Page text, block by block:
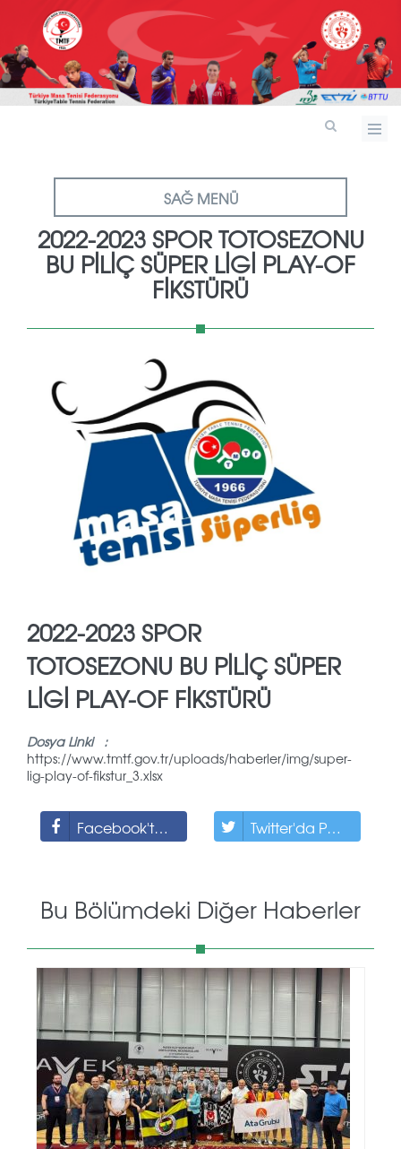
SAĞ MENÜ
2022-2023 SPOR TOTOSEZONU
BU PİLİÇ SÜPER LİGİ PLAY-OF
FİKSTÜRÜ
2022-2023 SPOR
TOTOSEZONU BU PİLİÇ SÜPER
LİGİ PLAY-OF FİKSTÜRÜ
Dosya Linki :
https://www.tmtf.gov.tr/uploads/haberler/img/super-
lig-play-of-fikstur_3.xlsx
Facebook'ta Paylaş Twitter'da Paylaş
Bu Bölümdeki Diğer Haberler